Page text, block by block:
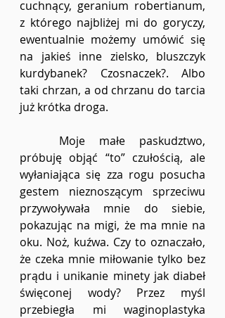
cuchnący, geranium robertianum,
z którego najbliżej mi do goryczy,
ewentualnie możemy umówić się
na jakieś inne zielsko, bluszczyk
kurdybanek? Czosnaczek?. Albo
taki chrzan, a od chrzanu do tarcia
już krótka droga.
próbuję objąć “to” czułością, ale
wyłaniająca się zza rogu posucha
gestem nieznoszącym sprzeciwu
przywoływała mnie do siebie,
pokazując na migi, że ma mnie na
oku. Noż, kuźwa. Czy to oznaczało,
że czeka mnie miłowanie tylko bez
prądu i unikanie minety jak diabeł
święconej wody? Przez myśl
przebiegła mi waginoplastyka